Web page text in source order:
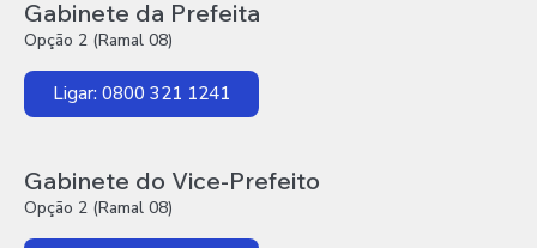
Gabinete da Prefeita
Opção 2 (Ramal 08)
Ligar: 0800 321 1241
Gabinete do Vice-Prefeito
Opção 2 (Ramal 08)